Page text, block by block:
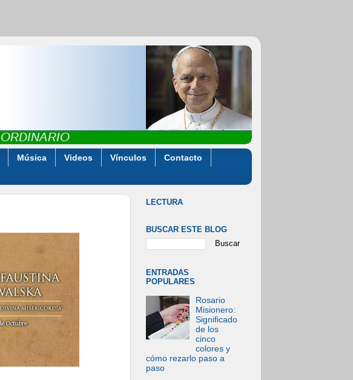
Música Videos Vínculos
Contacto
LECTURA
BUSCAR ESTE BLOG
ENTRADAS
POPULARES
Rosario
Misionero:
Significado
de los
cinco
colores y
cómo rezarlo paso a
paso